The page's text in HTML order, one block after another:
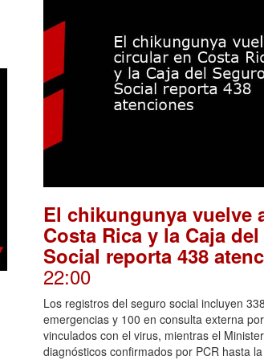
El chikungunya vuelve
Costa Rica y la Caja
Social reporta 438
22:00
Los registros del seguro social incluyen
emergencias y 100 en consulta externa
vinculados con el virus, mientras el
diagnósticos confirmados por PCR hasta